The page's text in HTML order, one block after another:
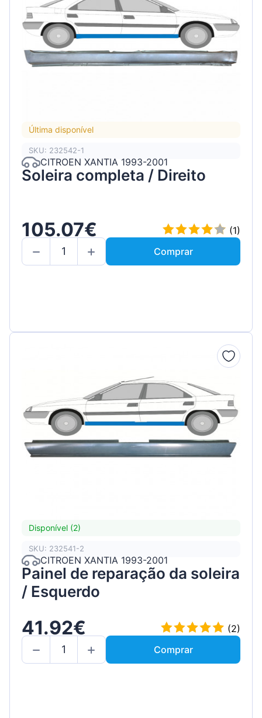
Última disponível
SKU: 232542-1
CITROEN XANTIA 1993-2001
Soleira completa / Direito
105.07€
(1)
Comprar
Disponível (2)
SKU: 232541-2
CITROEN XANTIA 1993-2001
Painel de reparação da soleira
/ Esquerdo
41.92€
(2)
Comprar